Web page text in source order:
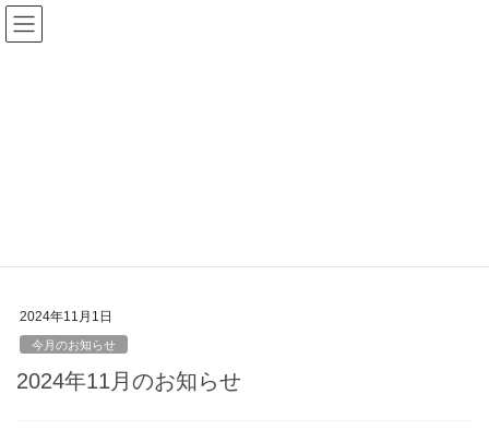
コ
ン
ナ
ビ
2024年11月1日
今月のお知らせ
2024年11月のお知らせ